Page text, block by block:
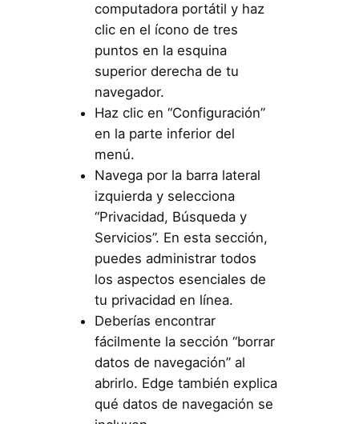
computadora portátil y haz
clic en el ícono de tres
puntos en la esquina
superior derecha de tu
navegador.
Haz clic en “Configuración”
en la parte inferior del
menú.
Navega por la barra lateral
izquierda y selecciona
“Privacidad, Búsqueda y
Servicios”. En esta sección,
puedes administrar todos
los aspectos esenciales de
tu privacidad en línea.
Deberías encontrar
fácilmente la sección “borrar
datos de navegación” al
abrirlo. Edge también explica
qué datos de navegación se